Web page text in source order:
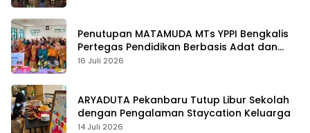
Penutupan MATAMUDA MTs YPPI Bengkalis
Pertegas Pendidikan Berbasis Adat dan
Karakter
16 Juli 2026
ARYADUTA Pekanbaru Tutup Libur Sekolah
dengan Pengalaman Staycation Keluarga
14 Juli 2026